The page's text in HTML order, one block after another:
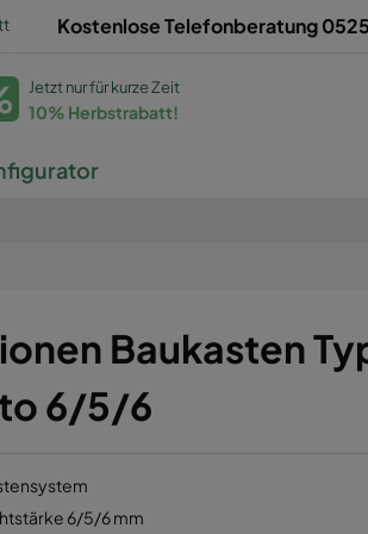
Kostenlose Telefonberatung
Jetzt nur für kurze Zeit
10% Herbstrabatt!
Baukasten
6/5/6
6/5/6 mm